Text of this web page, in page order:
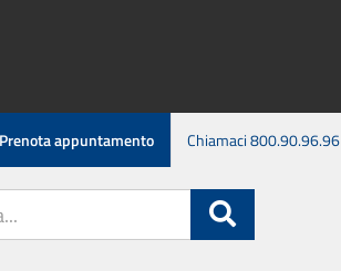
Prenota appuntamento Chiamaci 800.90.96.96